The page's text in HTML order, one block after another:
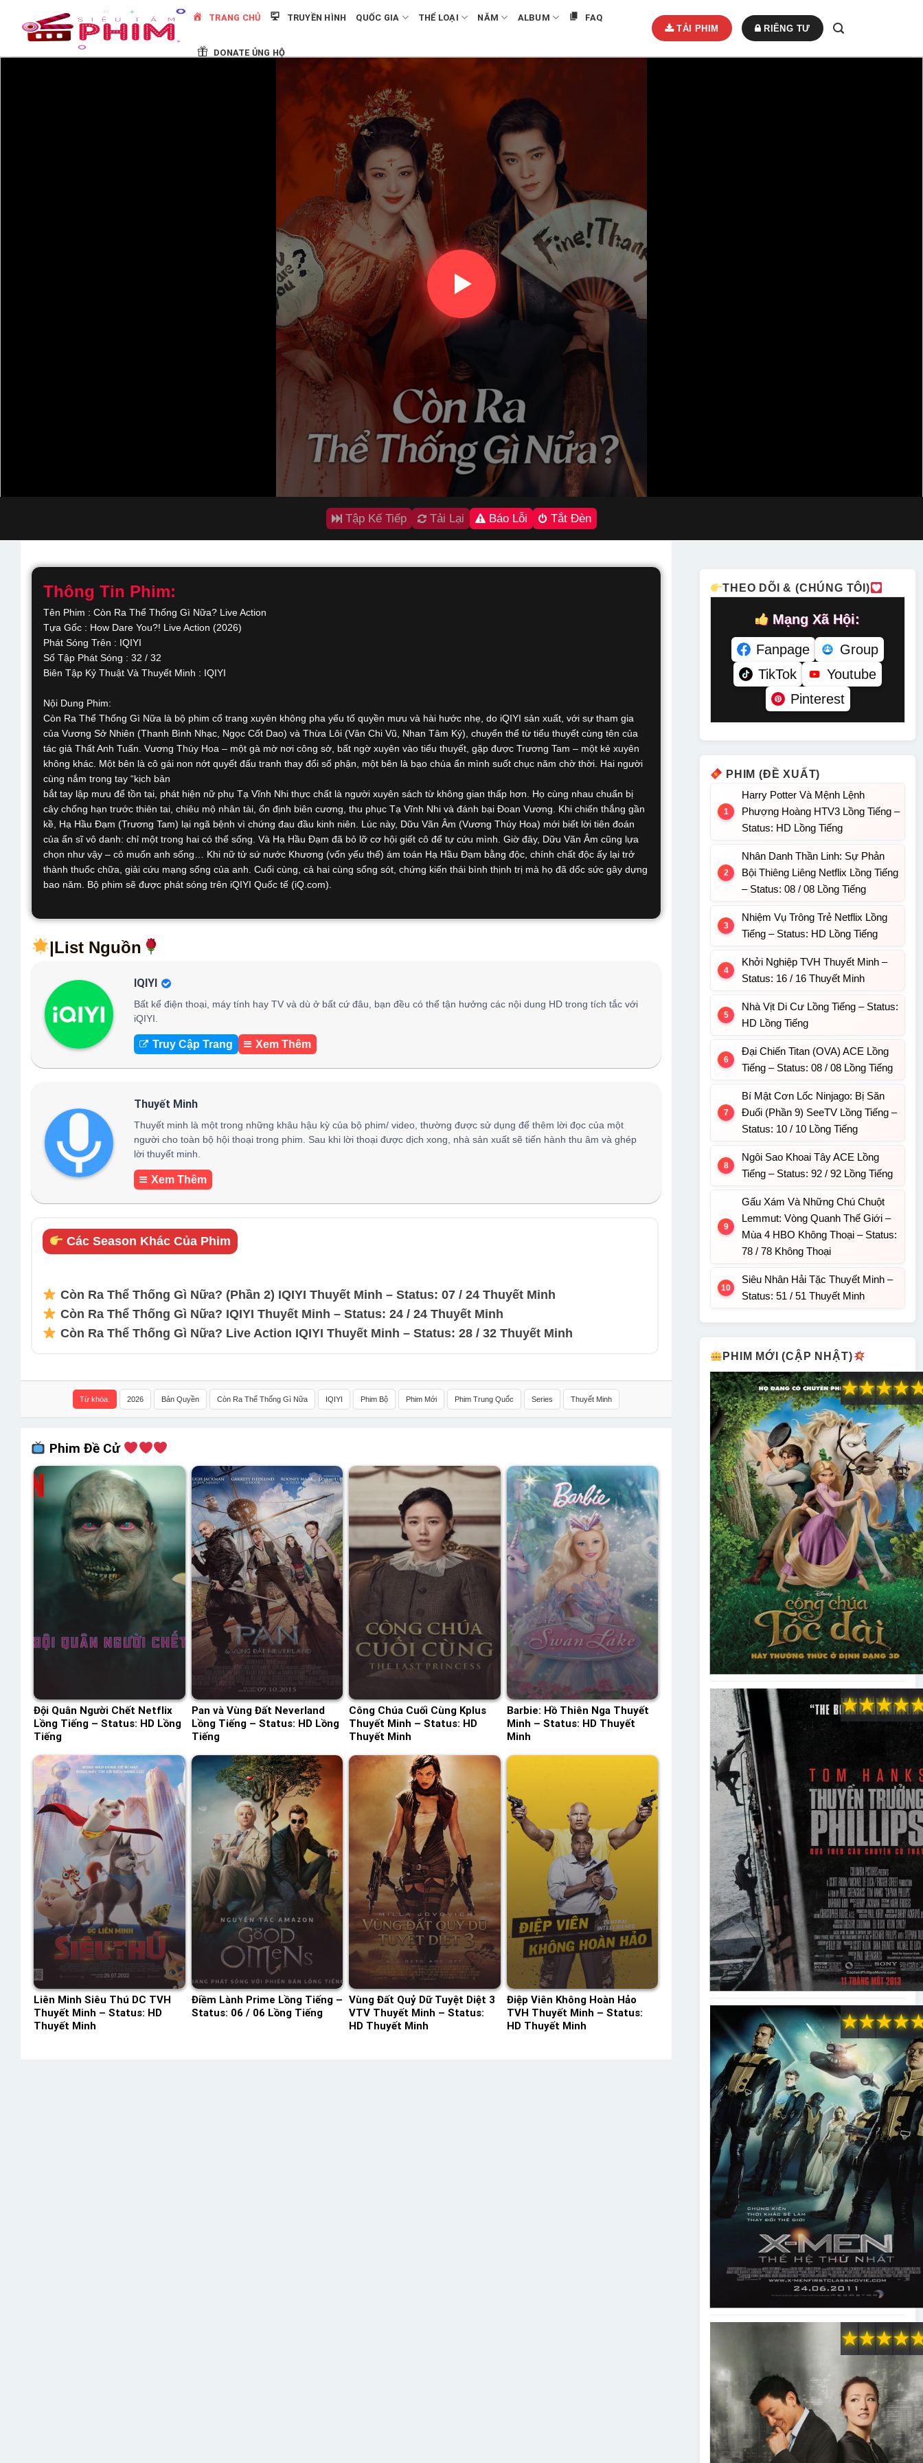
TRANG CHỦ TRUYỀN HÌNH QUỐC GIA THỂ LOẠI NĂM ALBUM FAQ
DONATE ỦNG HỘ
Tập Kế Tiếp Tải Lại Báo Lỗi Tắt Đèn
Thông Tin Phim:
Tên Phim : Còn Ra Thể Thống Gì Nữa? Live Action
Tựa Gốc : How Dare You?! Live Action (2026)
Phát Sóng Trên : IQIYI
Số Tập Phát Sóng : 32 / 32
Biên Tập Kỷ Thuật Và Thuyết Minh : IQIYI
Nội Dung Phim:
Còn Ra Thể Thống Gì Nữa là bộ phim cổ trang xuyên không pha yếu tố quyền mưu và hài hước nhẹ, do iQIYI sản xuất, với sự tham gia
của Vương Sở Nhiên (Thanh Bình Nhạc, Ngọc Cốt Dao) và Thừa Lôi (Vân Chi Vũ, Nhan Tâm Ký), chuyển thể từ tiểu thuyết cùng tên của
tác giả Thất Anh Tuấn. Vương Thúy Hoa – một gà mờ nơi công sở, bất ngờ xuyên vào tiểu thuyết, gặp được Trương Tam – một kẻ xuyên
không khác. Một bên là cô gái non nớt quyết đấu tranh thay đổi số phận, một bên là bạo chúa ẩn mình suốt chục năm chờ thời. Hai người
cùng nắm trong tay “kịch bản
bắt tay lập mưu để tồn tại, phát hiện nữ phụ Tạ Vĩnh Nhi thực chất là người xuyên sách từ không gian thấp hơn. Họ cùng nhau chuẩn bị
cây chống hạn trước thiên tai, chiêu mộ nhân tài, ổn định biên cương, thu phục Tạ Vĩnh Nhi và đánh bại Đoan Vương. Khi chiến thắng gần
kề, Hạ Hầu Đạm (Trương Tam) lại ngã bệnh vì chứng đau đầu kinh niên. Lúc này, Dữu Vãn Âm (Vương Thúy Hoa) mới biết lời tiên đoán
của ẩn sĩ vô danh: chỉ một trong hai có thể sống. Và Hạ Hầu Đạm đã bỏ lỡ cơ hội giết cô để tự cứu mình. Giờ đây, Dữu Vãn Âm cũng lựa
chọn như vậy – cô muốn anh sống… Khi nữ tử sứ nước Khương (vốn yếu thế) ám toán Hạ Hầu Đạm bằng độc, chính chất độc ấy lại trở
thành thuốc chữa, giải cứu mạng sống của anh. Cuối cùng, cả hai cùng sống sót, chứng kiến thái bình thịnh trị mà họ đã dốc sức gây dựng
bao năm. Bộ phim sẽ được phát sóng trên iQIYI Quốc tế (iQ.com).
|List Nguồn
IQIYI
Bất kể điện thoại, máy tính hay TV và dù ở bất cứ đâu, bạn đều có thể tận hưởng các nội dung HD trong tích tắc với
iQIYI.
Truy Cập Trang Xem Thêm
Thuyết Minh
Thuyết minh là một trong những khâu hậu kỳ của bộ phim/ video, thường được sử dụng để thêm lời đọc của một
người cho toàn bộ hội thoại trong phim. Sau khi lời thoại được dịch xong, nhà sản xuất sẽ tiến hành thu âm và ghép
lời thuyết minh.
Xem Thêm
Các Season Khác Của Phim
Còn Ra Thể Thống Gì Nữa? (Phần 2) IQIYI Thuyết Minh – Status: 07 / 24 Thuyết Minh
Còn Ra Thể Thống Gì Nữa? IQIYI Thuyết Minh – Status: 24 / 24 Thuyết Minh
Còn Ra Thể Thống Gì Nữa? Live Action IQIYI Thuyết Minh – Status: 28 / 32 Thuyết Minh
Từ khóa: 2026 Bản Quyền Còn Ra Thể Thống Gì Nữa IQIYI Phim Bộ Phim Mới Phim Trung Quốc Series Thuyết Minh
Phim Đề Cử
Đội Quân Người Chết Netflix
Lồng Tiếng – Status: HD Lồng
Tiếng
Pan và Vùng Đất Neverland
Lồng Tiếng – Status: HD Lồng
Tiếng
Công Chúa Cuối Cùng Kplus
Thuyết Minh – Status: HD
Thuyết Minh
Barbie: Hồ Thiên Nga Thuyết
Minh – Status: HD Thuyết
Minh
Liên Minh Siêu Thú DC TVH
Thuyết Minh – Status: HD
Thuyết Minh
Điềm Lành Prime Lồng Tiếng –
Status: 06 / 06 Lồng Tiếng
Vùng Đất Quỷ Dữ Tuyệt Diệt 3
VTV Thuyết Minh – Status:
HD Thuyết Minh
Điệp Viên Không Hoàn Hảo
TVH Thuyết Minh – Status:
HD Thuyết Minh
THEO DÕI & (CHÚNG TÔI)
Mạng Xã Hội:
Fanpage
Group
TikTok
Youtube
Pinterest
PHIM (ĐỀ XUẤT)
Harry Potter Và Mệnh Lệnh
Phượng Hoàng HTV3 Lồng Tiếng –
Status: HD Lồng Tiếng
Nhân Danh Thần Linh: Sự Phản
Bội Thiêng Liêng Netflix Lồng Tiếng
– Status: 08 / 08 Lồng Tiếng
Nhiệm Vụ Trông Trẻ Netflix Lồng
Tiếng – Status: HD Lồng Tiếng
Khởi Nghiệp TVH Thuyết Minh –
Status: 16 / 16 Thuyết Minh
Nhà Vịt Di Cư Lồng Tiếng – Status:
HD Lồng Tiếng
Đại Chiến Titan (OVA) ACE Lồng
Tiếng – Status: 08 / 08 Lồng Tiếng
Bí Mật Cơn Lốc Ninjago: Bị Săn
Đuổi (Phần 9) SeeTV Lồng Tiếng –
Status: 10 / 10 Lồng Tiếng
Ngôi Sao Khoai Tây ACE Lồng
Tiếng – Status: 92 / 92 Lồng Tiếng
Gấu Xám Và Những Chú Chuột
Lemmut: Vòng Quanh Thế Giới –
Mùa 4 HBO Không Thoại – Status:
78 / 78 Không Thoại
Siêu Nhân Hải Tặc Thuyết Minh –
Status: 51 / 51 Thuyết Minh
PHIM MỚI (CẬP NHẬT)
★
★
★
★
★
★
★
★
★
★
★
★
★
★
★
★